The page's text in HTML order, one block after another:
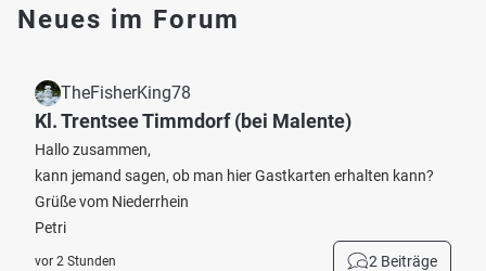
Neues im Forum
TheFisherKing78
Kl. Trentsee Timmdorf (bei Malente)
Hallo zusammen,
kann jemand sagen, ob man hier Gastkarten erhalten kann?
Grüße vom Niederrhein
Petri
vor 2 Stunden 2 Beiträge